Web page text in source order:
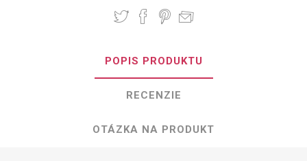
POPIS PRODUKTU
RECENZIE
OTÁZKA NA PRODUKT